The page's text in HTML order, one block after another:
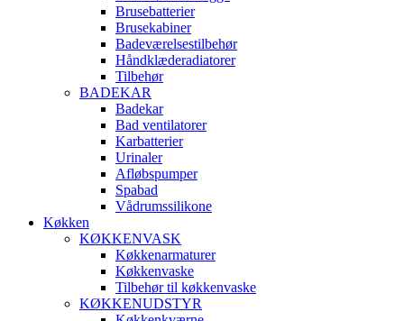
Brusebatterier
Brusekabiner
Badeværelsestilbehør
Håndklæderadiatorer
Tilbehør
BADEKAR
Badekar
Bad ventilatorer
Karbatterier
Urinaler
Afløbspumper
Spabad
Vådrumssilikone
Køkken
KØKKENVASK
Køkkenarmaturer
Køkkenvaske
Tilbehør til køkkenvaske
KØKKENUDSTYR